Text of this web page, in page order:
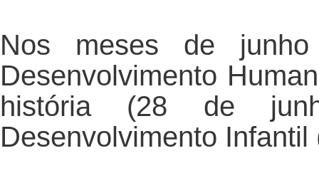
Nos meses de
Desenvolvimento
história (28 de
Desenvolvimento